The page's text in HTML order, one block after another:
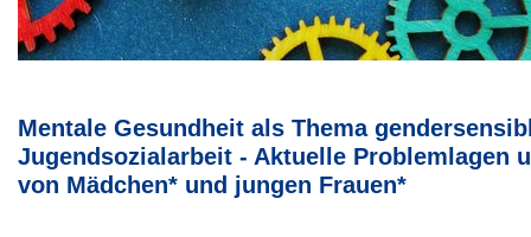
Mentale Gesundheit als Thema
Jugendsozialarbeit - Aktuelle Problemlagen
von Mädchen* und jungen Frauen*